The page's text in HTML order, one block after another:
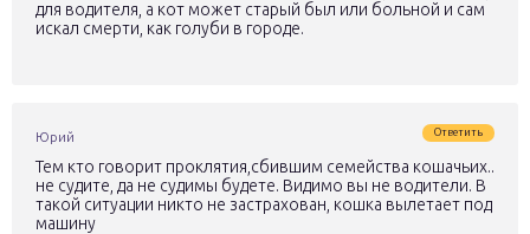
для водителя, а кот может старый был или больной и сам
искал смерти, как голуби в городе.
Юрий Ответить
Тем кто говорит проклятия,сбившим семейства кошачьих..
не судите, да не судимы будете. Видимо вы не водители. В
такой ситуации никто не застрахован, кошка вылетает под
машину